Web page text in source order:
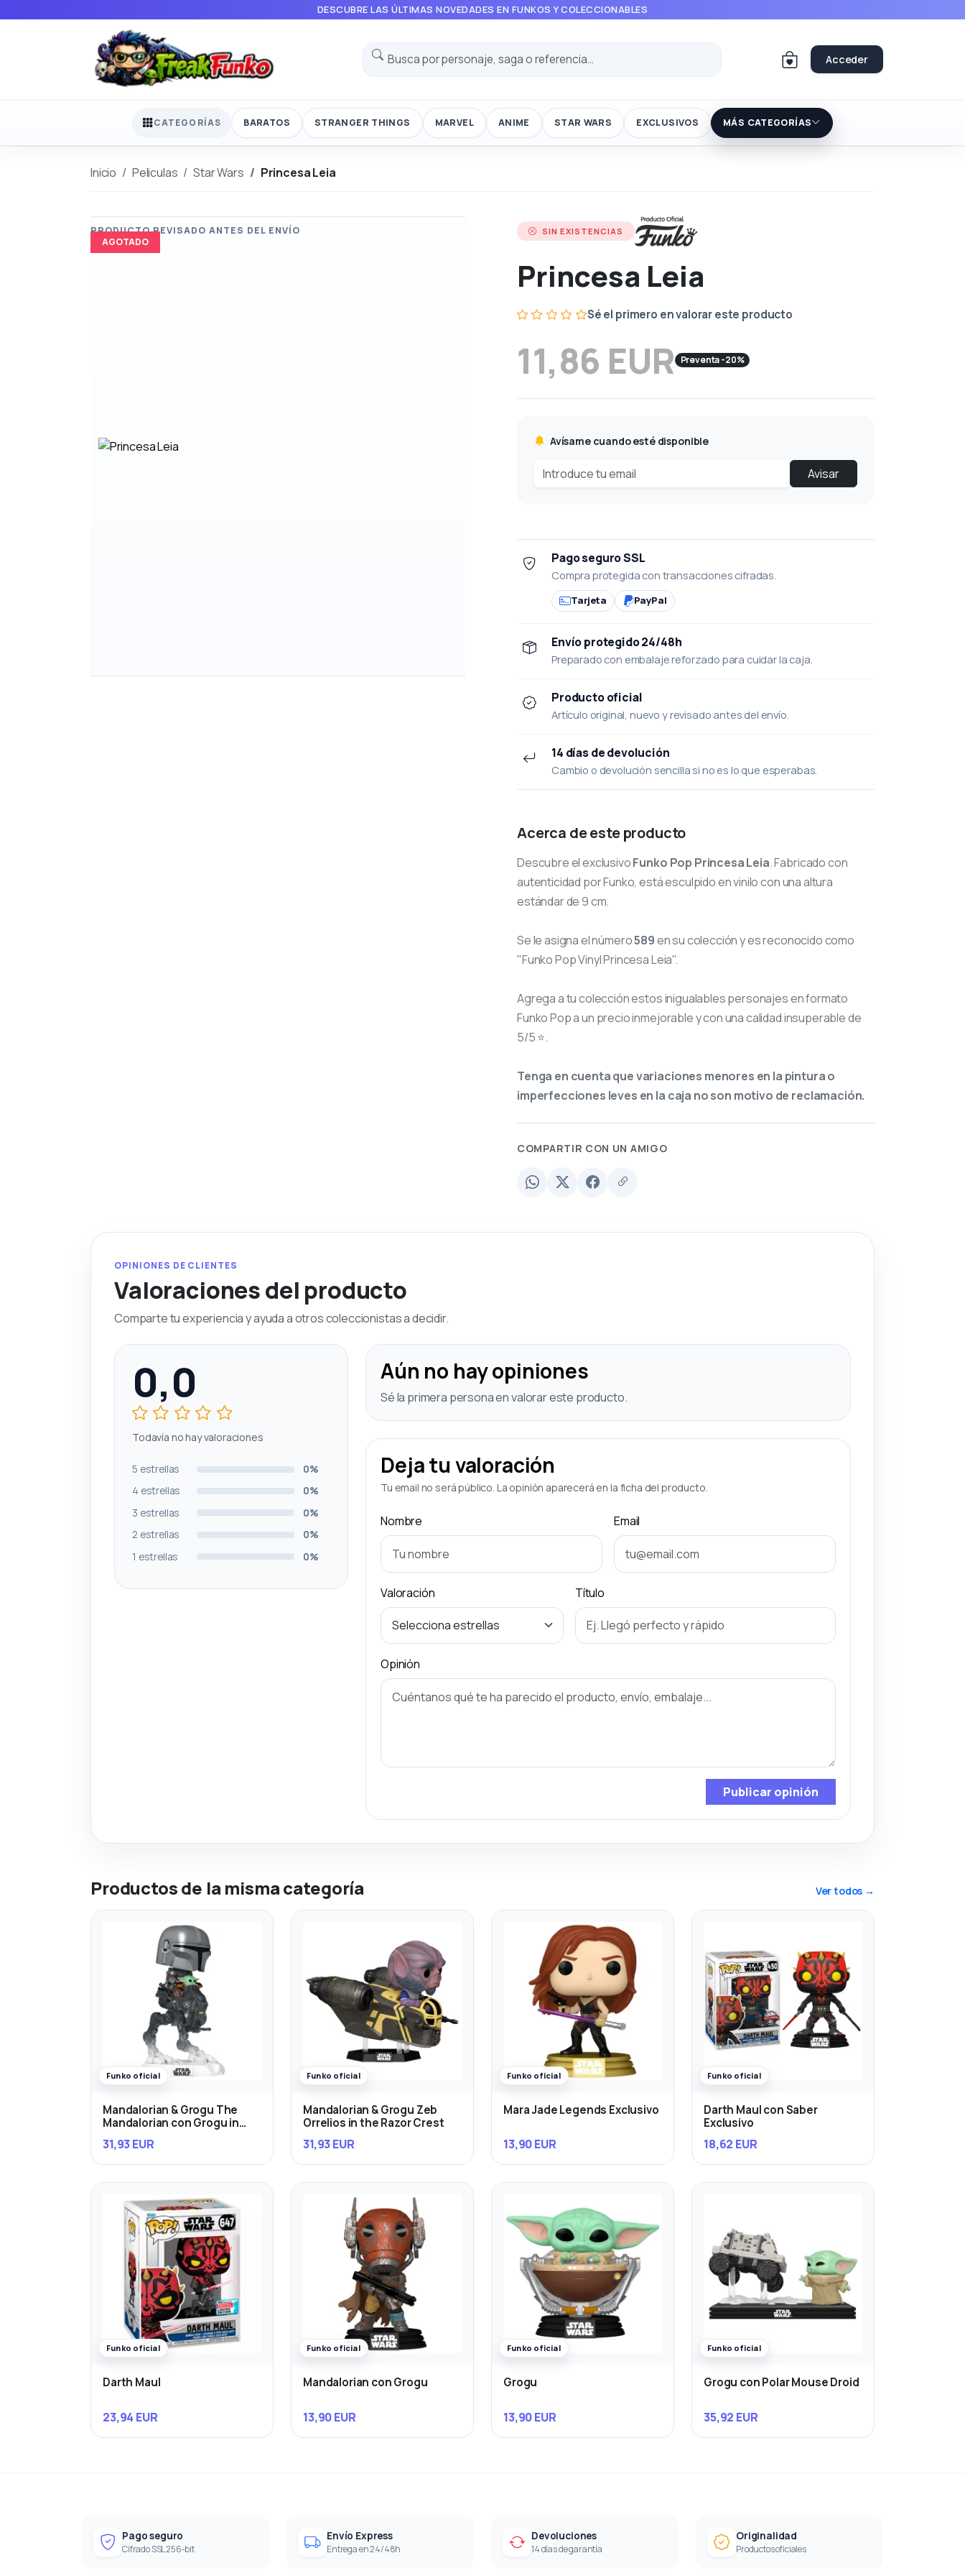
DESCUBRE LAS ÚLTIMAS NOVEDADES EN FUNKOS Y COLECCIONABLES
Acceder
CATEGORÍAS BARATOS STRANGER THINGS MARVEL ANIME STAR WARS EXCLUSIVOS MÁS CATEGORÍAS
Inicio Peliculas Star Wars Princesa Leia
AGOTADO
SIN EXISTENCIAS
Princesa Leia
Sé el primero en valorar este producto
11,86 EUR Preventa -20%
Avísame cuando esté disponible
Avisar
Pago seguro SSL
Compra protegida con transacciones cifradas.
Tarjeta PayPal
Envío protegido 24/48h
Preparado con embalaje reforzado para cuidar la caja.
Producto oficial
Artículo original, nuevo y revisado antes del envío.
14 días de devolución
Cambio o devolución sencilla si no es lo que esperabas.
Acerca de este producto
Descubre el exclusivoFunko Pop Princesa Leia. Fabricado con
autenticidad por Funko, está esculpido en vinilo con una altura
estándar de 9 cm.
Se le asigna el número589en su colección y es reconocido como
"Funko Pop Vinyl Princesa Leia".
Agrega a tu colección estos inigualables personajes en formato
Funko Pop a un precio inmejorable y con una calidad insuperable de
5/5 ⭐.
Tenga en cuenta que variaciones menores en la pintura o
imperfecciones leves en la caja no son motivo de reclamación.
COMPARTIR CON UN AMIGO
OPINIONES DE CLIENTES
Valoraciones del producto
Comparte tu experiencia y ayuda a otros coleccionistas a decidir.
0,0
Todavía no hay valoraciones
5 estrellas
0%
4 estrellas
0%
3 estrellas
0%
2 estrellas
0%
1 estrellas
0%
Aún no hay opiniones
Sé la primera persona en valorar este producto.
Deja tu valoración
Tu email no será público. La opinión aparecerá en la ficha del producto.
Nombre Email
Valoración Título
Opinión
Publicar opinión
Productos de la misma categoría Ver todos →
Funko oficial
Mandalorian & Grogu The
Mandalorian con Grogu in
31,93 EUR
Funko oficial
Mandalorian & Grogu Zeb
Orrelios in the Razor Crest
31,93 EUR
Funko oficial
Mara Jade Legends Exclusivo
13,90 EUR
Funko oficial
Darth Maul con Saber
Exclusivo
18,62 EUR
Funko oficial
Darth Maul
23,94 EUR
Funko oficial
Mandalorian con Grogu
13,90 EUR
Funko oficial
Grogu
13,90 EUR
Funko oficial
Grogu con Polar Mouse Droid
35,92 EUR
Pago seguro
Cifrado SSL 256-bit
Envío Express
Entrega en 24/48h
Devoluciones
14 días de garantía
Originalidad
Productos oficiales